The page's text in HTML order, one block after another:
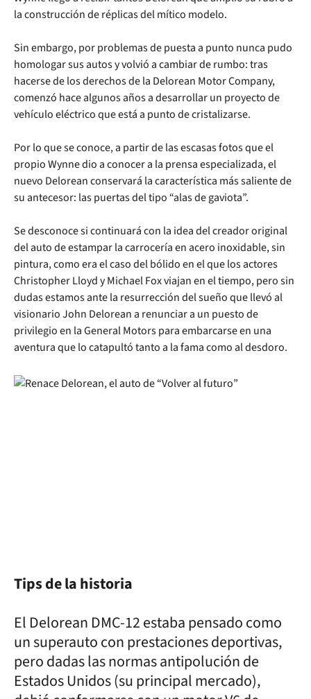
la construcción de réplicas del mítico modelo.
Sin embargo, por problemas de puesta a punto nunca pudo
homologar sus autos y volvió a cambiar de rumbo: tras
hacerse de los derechos de la Delorean Motor Company,
comenzó hace algunos años a desarrollar un proyecto de
vehículo eléctrico que está a punto de cristalizarse.
Por lo que se conoce, a partir de las escasas fotos que el
propio Wynne dio a conocer a la prensa especializada, el
nuevo Delorean conservará la característica más saliente de
su antecesor: las puertas del tipo “alas de gaviota”.
Se desconoce si continuará con la idea del creador original
del auto de estampar la carrocería en acero inoxidable, sin
pintura, como era el caso del bólido en el que los actores
Christopher Lloyd y Michael Fox viajan en el tiempo, pero sin
dudas estamos ante la resurrección del sueño que llevó al
visionario John Delorean a renunciar a un puesto de
privilegio en la General Motors para embarcarse en una
aventura que lo catapultó tanto a la fama como al desdoro.
Tips de la historia
El Delorean DMC-12 estaba pensado como
un superauto con prestaciones deportivas,
pero dadas las normas antipolución de
Estados Unidos (su principal mercado),